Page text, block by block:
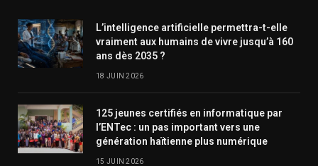
L’intelligence artificielle permettra-t-elle
vraiment aux humains de vivre jusqu’à 160
ans dès 2035 ?
18 JUIN 2026
125 jeunes certifiés en informatique par
l’ENTec : un pas important vers une
génération haïtienne plus numérique
15 JUIN 2026